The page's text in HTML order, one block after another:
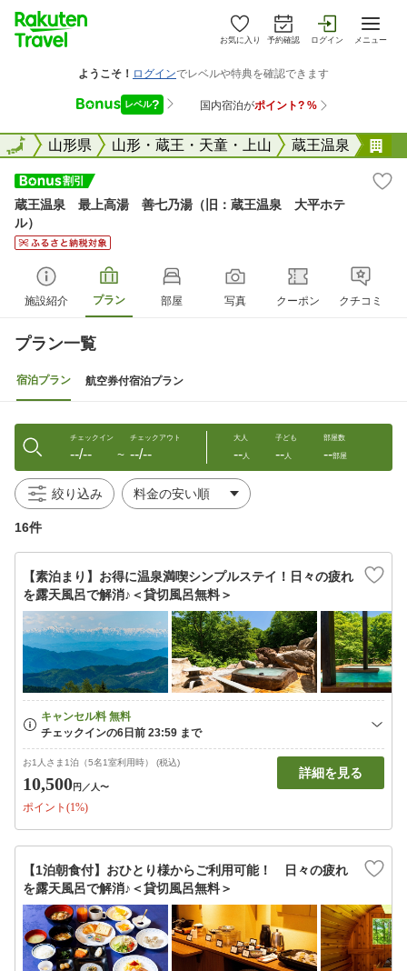
お気に入り 予約確認 ログイン メニュー
全国山形県 山形・蔵王・天童・上山 蔵王温泉
全国
蔵王温泉 最上高湯 善七乃湯（旧：蔵王温泉 大平ホテ
ル）
施設紹介 プラン 部屋 写真 クーポン クチコミ
プラン一覧
宿泊プラン 航空券付宿泊プラン
チェックイン
--/-- 〜
チェックアウト
--/--
大人
--人
子ども
--人
部屋数
--部屋
絞り込み
16件
【素泊まり】お得に温泉満喫シンプルステイ！日々の疲れ
を露天風呂で解消♪＜貸切風呂無料＞
お1人さま1泊（5名1室利用時） (税込)
10,500円 ／人〜
ポイント(1%)
詳細を見る
【1泊朝食付】おひとり様からご利用可能！ 日々の疲れ
を露天風呂で解消♪＜貸切風呂無料＞